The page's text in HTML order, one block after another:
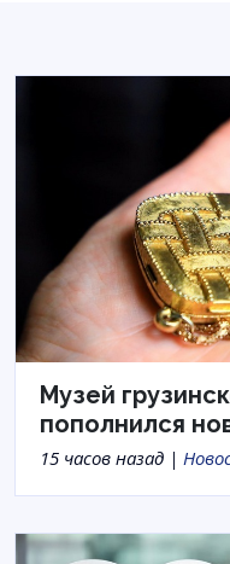
Музей
пополнился
15 часов назад |